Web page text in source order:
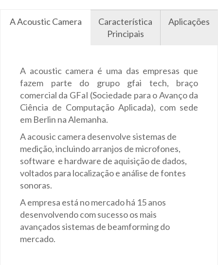
A Acoustic Camera
Característica
Principais
Aplicações
A acoustic camera é uma das empresas que
fazem parte do grupo gfai tech, braço
comercial da GFaI (Sociedade para o Avanço da
Ciência de Computação Aplicada), com sede
em Berlin na Alemanha.
A acousic camera desenvolve sistemas de
medição, incluindo arranjos de microfones,
software e hardware de aquisição de dados,
voltados para localização e análise de fontes
sonoras.
A empresa está no mercado há 15 anos
desenvolvendo com sucesso os mais
avançados sistemas de beamforming do
mercado.